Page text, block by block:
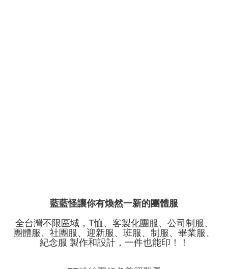
藍藍怪讓你有煥然一新的團體服
全台灣不限區域，T恤、客製化團服、公司制服、
團體服、社團服、迎新服、班服、制服、畢業服、
紀念服 製作和設計，一件也能印！！